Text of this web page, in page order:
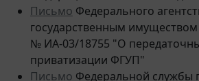
государственным имуществом
№ ИА-03/18755 "О
приватизации ФГУП"
ПисьмоФедеральной службы